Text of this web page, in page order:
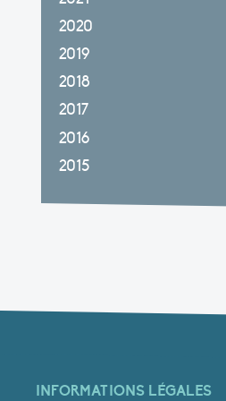
2020
2019
2018
2017
2016
2015
INFORMATIONS LÉGALES